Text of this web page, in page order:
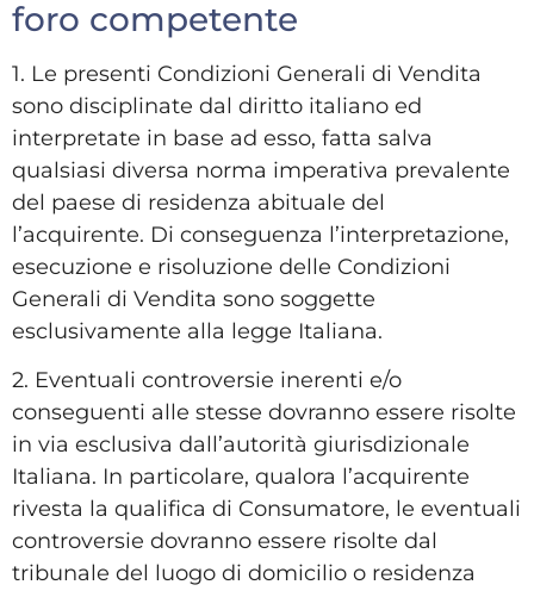
foro competente
1. Le presenti Condizioni Generali di Vendita
sono disciplinate dal diritto italiano ed
interpretate in base ad esso, fatta salva
qualsiasi diversa norma imperativa prevalente
del paese di residenza abituale del
l’acquirente. Di conseguenza l’interpretazione,
esecuzione e risoluzione delle Condizioni
Generali di Vendita sono soggette
esclusivamente alla legge Italiana.
2. Eventuali controversie inerenti e/o
conseguenti alle stesse dovranno essere risolte
in via esclusiva dall’autorità giurisdizionale
Italiana. In particolare, qualora l’acquirente
rivesta la qualifica di Consumatore, le eventuali
controversie dovranno essere risolte dal
tribunale del luogo di domicilio o residenza